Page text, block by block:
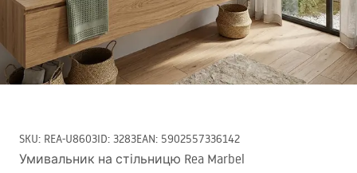
SKU: REA-U8603ID: 3283EAN: 5902557336142
Умивальник на стільницю Rea Marbel